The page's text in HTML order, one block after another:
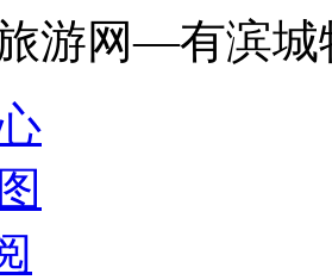
游网—有滨城